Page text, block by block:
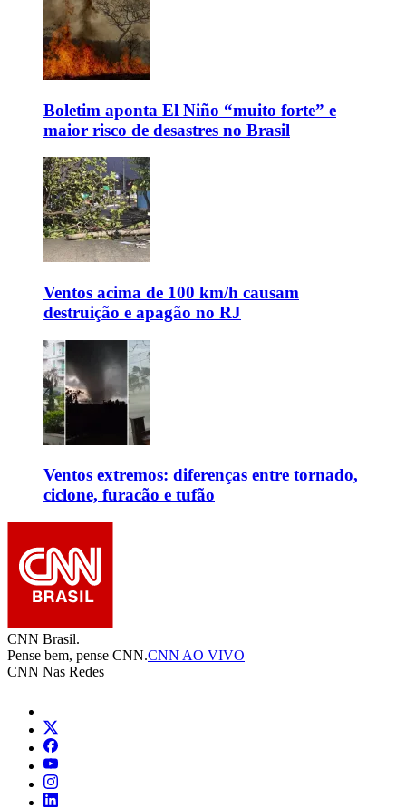
Boletim aponta El Niño “muito forte” e
maior risco de desastres no Brasil
Ventos acima de 100 km/h causam
destruição e apagão no RJ
Ventos extremos: diferenças entre tornado,
ciclone, furacão e tufão
CNN Brasil.
Pense bem, pense CNN.CNN AO VIVO
CNN Nas Redes